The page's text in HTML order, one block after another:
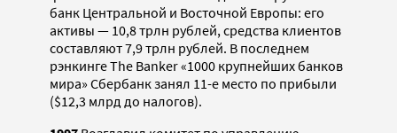
банк Центральной и Восточной Европы: его
активы — 10,8 трлн рублей, средства клиентов
составляют 7,9 трлн рублей. В последнем
рэнкинге The Banker «1000 крупнейших банков
мира» Сбербанк занял 11-е место по прибыли
($12,3 млрд до налогов).